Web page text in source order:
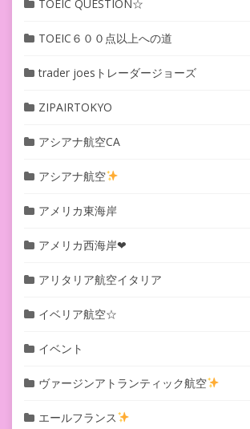
TOEIC QUESTION☆
TOEIC６００点以上への道
trader joesトレーダージョーズ
ZIPAIRTOKYO
アシアナ航空CA
アシアナ航空
アメリカ東海岸
アメリカ西海岸❤︎
アリタリア航空イタリア
イベリア航空☆
イベント
ヴァージンアトランティック航空
エールフランス